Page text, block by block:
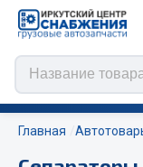
Главная